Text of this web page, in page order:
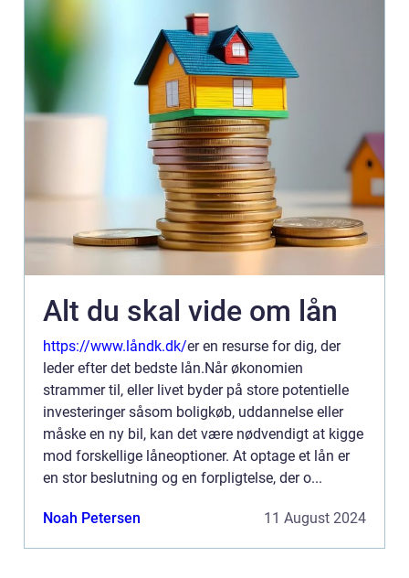
Alt du skal vide om lån
https://www.låndk.dk/er en resurse for dig, der
leder efter det bedste lån.Når økonomien
strammer til, eller livet byder på store potentielle
investeringer såsom boligkøb, uddannelse eller
måske en ny bil, kan det være nødvendigt at kigge
mod forskellige låneoptioner. At optage et lån er
en stor beslutning og en forpligtelse, der o...
Noah Petersen 11 August 2024